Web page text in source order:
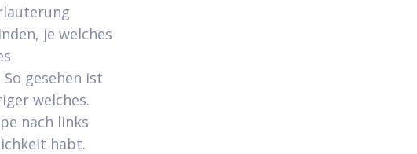
je welches
gesehen ist
welches.
nach links
habt.